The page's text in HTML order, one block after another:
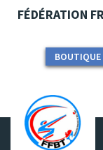
Panneau de gestion des
FÉDÉRATION
BOUTIQUE